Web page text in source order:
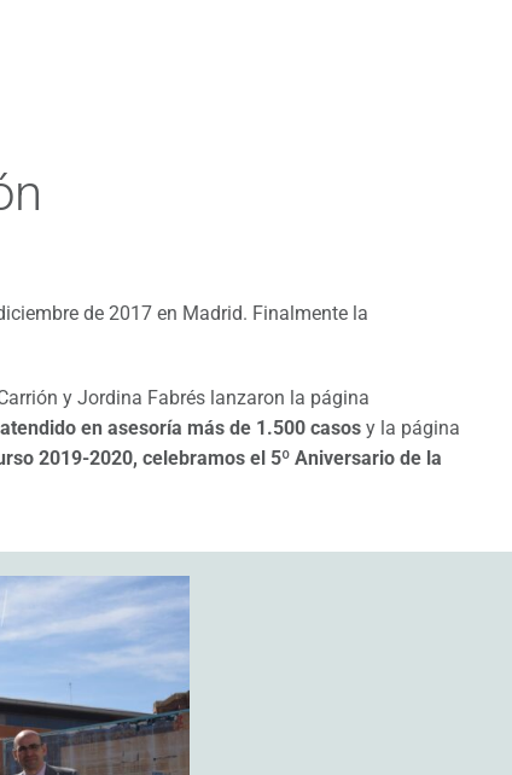
de 2017 en Madrid. Finalmente la
y Jordina Fabrés lanzaron la página
en asesoría más de 1.500 casos y la página
2019-2020, celebramos el 5º Aniversario de la